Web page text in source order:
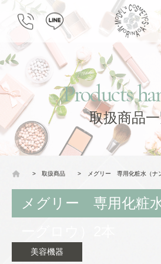
Products
取扱商品
> 取扱商品 > メグリー 専用化粧水（ナ
メグリー 専用化粧
美容機器